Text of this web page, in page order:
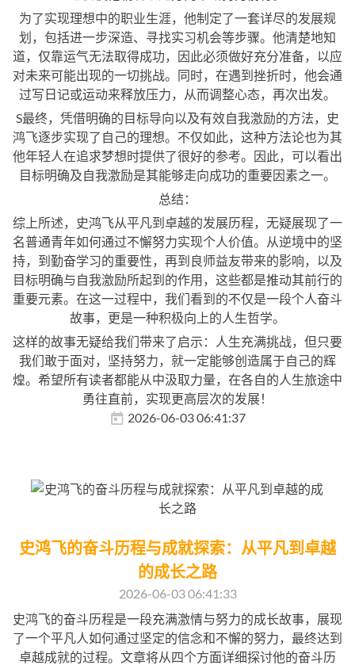
为了实现理想中的职业生涯，他制定了一套详尽的发展规
划，包括进一步深造、寻找实习机会等步骤。他清楚地知
道，仅靠运气无法取得成功，因此必须做好充分准备，以应
对未来可能出现的一切挑战。同时，在遇到挫折时，他会通
过写日记或运动来释放压力，从而调整心态，再次出发。
S最终，凭借明确的目标导向以及有效自我激励的方法，史
鸿飞逐步实现了自己的理想。不仅如此，这种方法论也为其
他年轻人在追求梦想时提供了很好的参考。因此，可以看出
目标明确及自我激励是其能够走向成功的重要因素之一。
总结：
综上所述，史鸿飞从平凡到卓越的发展历程，无疑展现了一
名普通青年如何通过不懈努力实现个人价值。从逆境中的坚
持，到勤奋学习的重要性，再到良师益友带来的影响，以及
目标明确与自我激励所起到的作用，这些都是推动其前行的
重要元素。在这一过程中，我们看到的不仅是一段个人奋斗
故事，更是一种积极向上的人生哲学。
这样的故事无疑给我们带来了启示：人生充满挑战，但只要
我们敢于面对，坚持努力，就一定能够创造属于自己的辉
煌。希望所有读者都能从中汲取力量，在各自的人生旅途中
勇往直前，实现更高层次的发展！
2026-06-03 06:41:37
史鸿飞的奋斗历程与成就探索：从平凡到卓越
的成长之路
2026-06-03 06:41:33
史鸿飞的奋斗历程是一段充满激情与努力的成长故事，展现
了一个平凡人如何通过坚定的信念和不懈的努力，最终达到
卓越成就的过程。文章将从四个方面详细探讨他的奋斗历